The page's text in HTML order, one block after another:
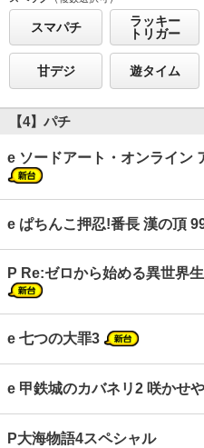
スマパチ
ラッキー
トリガー
甘デジ 遊タイム
【4】パチ
e ソードアート・オンライン
e ぱちんこ押忍!番長 漢の頂
P Re:ゼロから始める異世界
e 七つの大罪3
e 甲鉄城のカバネリ2 咲かせ
P大海物語4スペシャル